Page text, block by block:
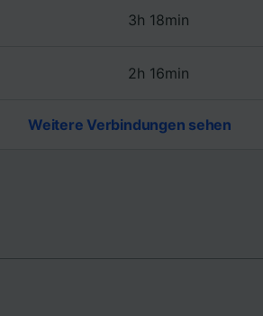
3h 18min
2h 16min
Weitere Verbindungen sehen